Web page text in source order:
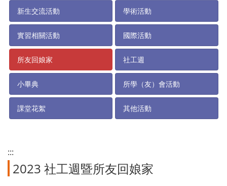
新生交流活動 學術活動
實習相關活動 國際活動
所友回娘家 社工週
小畢典 所學（友）會活動
課堂花絮 其他活動
:::
2023 社工週暨所友回娘家